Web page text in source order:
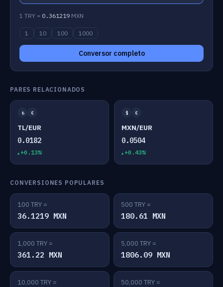
1 TRY = 0.361219 MXN
1 10 100 1000
Conversor completo
PARES RELACIONADOS
₺ €
TL/EUR
0.0182
+0.13%
$ €
MXN/EUR
0.0504
+0.43%
CONVERSIONES POPULARES
100 TRY =
36.1219 MXN
500 TRY =
180.61 MXN
1,000 TRY =
361.22 MXN
5,000 TRY =
1806.09 MXN
10,000 TRY = 50,000 TRY =